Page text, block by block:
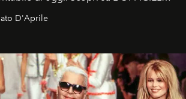
evolution.
D'Aprile